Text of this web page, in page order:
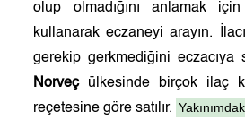
olup olmadığını anlamak için
kullanarak eczaneyi arayın.
gerekip gerkmediğini eczacıya
Norveçülkesinde birçok ilaç
reçetesine göre satılır.